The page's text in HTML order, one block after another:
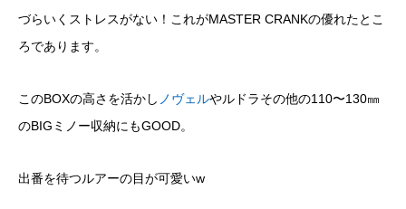
づらいくストレスがない！これがMASTER CRANKの優れたとこ
ろであります。
このBOXの高さを活かし ノヴェルやルドラその他の110〜130㎜
のBIGミノー収納にもGOOD。
出番を待つルアーの目が可愛いw